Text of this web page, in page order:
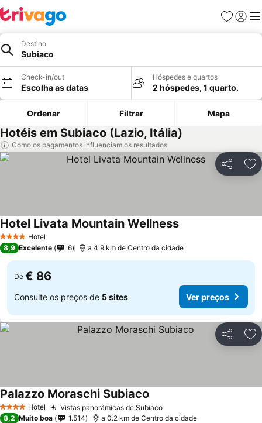
Favoritos
Iniciar
Destino
Subiaco
Check-in/out
Escolha as datas
Hóspedes e quartos
2 hóspedes, 1 quarto.
Ordenar Filtrar Mapa
Hotéis em Subiaco (Lazio, Itália)
Como os pagamentos influenciam os resultados
Partilhar
4 EstrelasHotel
Hotel Livata Mountain Wellness
8,9 Excelente 6 a 4.9 km de Centro da cidade
De € 86
Consulte os preços de 5 sites Ver preços
Partilhar
4 EstrelasHotel Vistas panorâmicas de Subiaco
Palazzo Moraschi Subiaco
8,2 Muito boa 1.514 a 0.2 km de Centro da cidade